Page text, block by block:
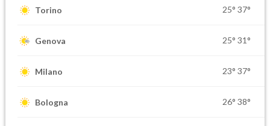
Torino 25° 37°
Genova 25° 31°
Milano 23° 37°
Bologna 26° 38°